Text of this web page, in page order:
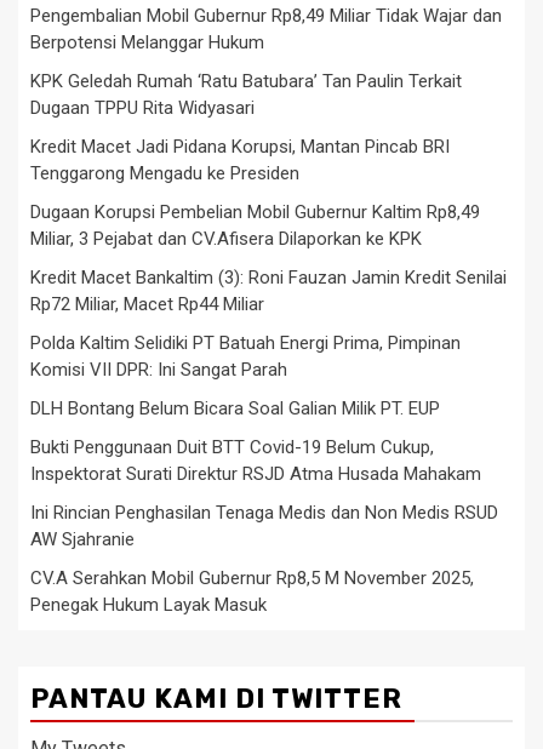
Pengembalian Mobil Gubernur Rp8,49 Miliar Tidak Wajar dan
Berpotensi Melanggar Hukum
KPK Geledah Rumah ‘Ratu Batubara’ Tan Paulin Terkait
Dugaan TPPU Rita Widyasari
Kredit Macet Jadi Pidana Korupsi, Mantan Pincab BRI
Tenggarong Mengadu ke Presiden
Dugaan Korupsi Pembelian Mobil Gubernur Kaltim Rp8,49
Miliar, 3 Pejabat dan CV.Afisera Dilaporkan ke KPK
Kredit Macet Bankaltim (3): Roni Fauzan Jamin Kredit Senilai
Rp72 Miliar, Macet Rp44 Miliar
Polda Kaltim Selidiki PT Batuah Energi Prima, Pimpinan
Komisi VII DPR: Ini Sangat Parah
DLH Bontang Belum Bicara Soal Galian Milik PT. EUP
Bukti Penggunaan Duit BTT Covid-19 Belum Cukup,
Inspektorat Surati Direktur RSJD Atma Husada Mahakam
Ini Rincian Penghasilan Tenaga Medis dan Non Medis RSUD
AW Sjahranie
CV.A Serahkan Mobil Gubernur Rp8,5 M November 2025,
Penegak Hukum Layak Masuk
PANTAU KAMI DI TWITTER